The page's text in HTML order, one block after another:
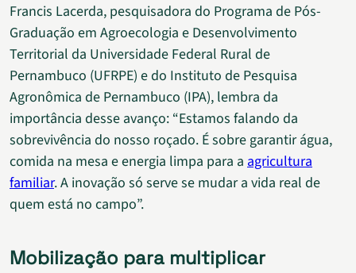
Francis Lacerda, pesquisadora do Programa de Pós-
Graduação em Agroecologia e Desenvolvimento
Territorial da Universidade Federal Rural de
Pernambuco (UFRPE) e do Instituto de Pesquisa
Agronômica de Pernambuco (IPA), lembra da
importância desse avanço: “Estamos falando da
sobrevivência do nosso roçado. É sobre garantir água,
comida na mesa e energia limpa para a agricultura
familiar. A inovação só serve se mudar a vida real de
quem está no campo”.
Mobilização para multiplicar